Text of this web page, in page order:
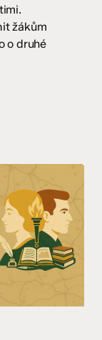
žákům
o druhé